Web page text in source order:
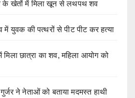
के खेतों में मिला खून से लथपथ शव
में युवक की पत्थरों से पीट पीट कर हत्या
मिला छात्रा का शव, महिला आयोग को
ने नेताओं को बताया मदमस्त हाथी